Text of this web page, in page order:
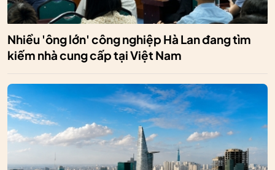
Nhiều 'ông lớn' công nghiệp Hà Lan đang tìm
kiếm nhà cung cấp tại Việt Nam